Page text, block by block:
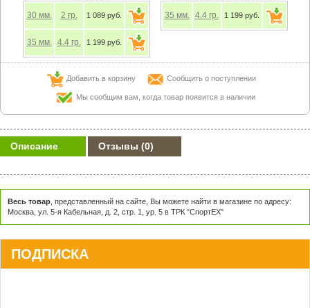
30 мм. 2 гр. 1 089 руб.
35 мм. 4.4 гр. 1 199 руб.
35 мм. 4.4 гр. 1 199 руб.
Добавить в корзину Сообщить о поступлении
Мы сообщим вам, когда товар появится в наличии
Описание Отзывы (0)
Весь товар , представленный на сайте, Вы можете найти в магазине по адресу:
Москва, ул. 5-я Кабельная, д. 2, стр. 1, ур. 5 в ТРК "СпортЕХ"
ПОДПИСКА